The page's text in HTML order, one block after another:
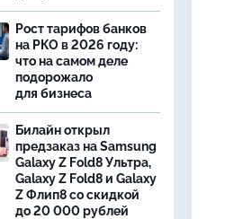
Рост тарифов банков
на РКО в 2026 году:
что на самом деле
подорожало
для бизнеса
Билайн открыл
предзаказ на Samsung
Galaxy Z Fold8 Ультра,
Galaxy Z Fold8 и Galaxy
Z Флип8 со скидкой
до 20 000 рублей